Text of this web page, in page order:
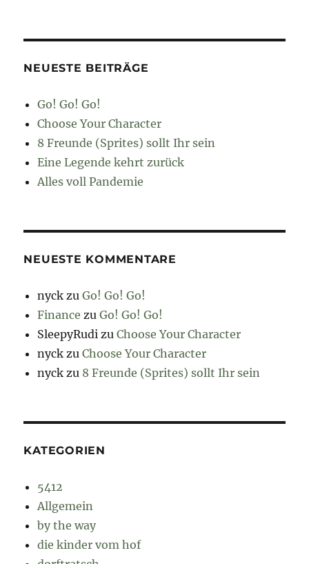
NEUESTE BEITRÄGE
Go! Go! Go!
Choose Your Character
8 Freunde (Sprites) sollt Ihr sein
Eine Legende kehrt zurück
Alles voll Pandemie
NEUESTE KOMMENTARE
nyck zuGo! Go! Go!
Finance zuGo! Go! Go!
SleepyRudi zuChoose Your Character
nyck zuChoose Your Character
nyck zu 8 Freunde (Sprites) sollt Ihr sein
KATEGORIEN
5412
Allgemein
by the way
die kinder vom hof